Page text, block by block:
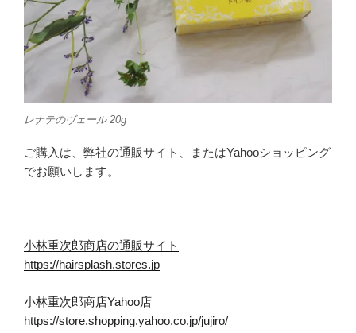
レナテのヴェール 20g
ご購入は、弊社の通販サイト、またはYahooショッピング
でお願いします。
小林重次郎商店の通販サイト
https://hairsplash.stores.jp
小林重次郎商店Yahoo店
https://store.shopping.yahoo.co.jp/jujiro/